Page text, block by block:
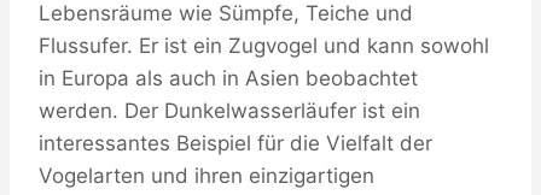
Lebensräume wie Sümpfe, Teiche und
Flussufer. Er ist ein Zugvogel und kann sowohl
in Europa als auch in Asien beobachtet
werden. Der Dunkelwasserläufer ist ein
interessantes Beispiel für die Vielfalt der
Vogelarten und ihren einzigartigen